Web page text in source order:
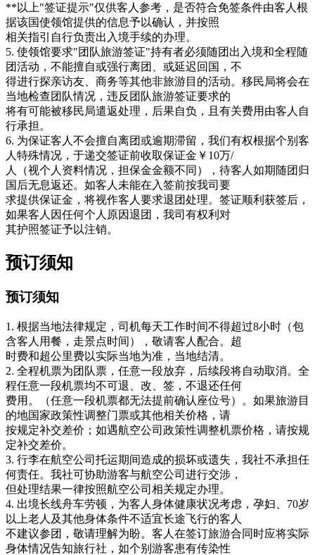
**以上"签证提示"仅供客人参考，是否符合免签条件由客人根
据该国使领馆提供的信息予以确认，并按照
相关指引自行负责出入境手续的办理。
5. 使领馆要求"团队旅游签证"持有者必须随团出入境和全程随
团活动，不能擅自或强行离团、或延迟回国，不
得进行探亲访友、商务等其他非旅游目的活动。移民局将会在
当地检查团队情况，违反团队旅游签证要求的
将有可能被移民局遣返处理，后果自负，且有关费用由客人自
行承担。
6. 为保证客人不会擅自离团或逾期滞留，我们有权根据个别客
人特殊情况，于递交签证前收取保证金￥10万/
人（视个人资料情况，担保金金额不同），待客人如期随团归
国后无息返还。如客人未能在入签前按我司要
求提供保证金，将视作客人要求退团处理。签证顺利获签后，
如果客人因任何个人原因退团，我司有权利对
其护照签证予以注销。
预订须知
预订须知
1. 根据当地法律规定，司机每天工作时间不得超过8小时（包
含客人用餐，走景点时间），敬请客人配合。超
时费和超公里费以实际当地为准，当地结清。
2. 全程机票为团队票，任意一段放弃，后续段将自动取消。全
程任意一段机票均不可退、改、签，不退还任何
费用。（任意一段机票都无法提前确认座位号）。如果旅游目
的地国家政策性调整门票或其他相关价格，请
按规定补交差价；如遇航空公司政策性调整机票价格，请按规
定补交差价。
3. 行李在航空公司托运期间造成的损坏或遗失，我社不承担任
何责任。我社可协助游客与航空公司进行交涉，
但处理结果一律按照航空公司相关规定办理。
4. 出境长线舟车劳顿，为客人身体健康状况考虑，孕妇、70岁
以上老人及其他身体条件不适宜长途飞行的客人
不建议参团，敬请理解为盼。客人在签订旅游合同时应将实际
身体情况告知旅行社，如个别游客患有传染性